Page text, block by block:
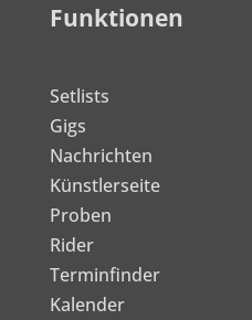
Funktionen
Setlists
Gigs
Nachrichten
Künstlerseite
Proben
Rider
Terminfinder
Kalender